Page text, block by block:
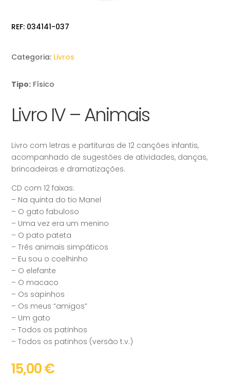
REF: 034141-037
Categoria: Livros
Tipo: Físico
Livro IV – Animais
Livro com letras e partituras de 12 canções infantis,
acompanhado de sugestões de atividades, danças,
brincadeiras e dramatizações.
CD com 12 faixas:
– Na quinta do tio Manel
– O gato fabuloso
– Uma vez era um menino
– O pato pateta
– Três animais simpáticos
– Eu sou o coelhinho
– O elefante
– O macaco
– Os sapinhos
– Os meus “amigos”
– Um gato
– Todos os patinhos
– Todos os patinhos (versão t.v.)
15,00€